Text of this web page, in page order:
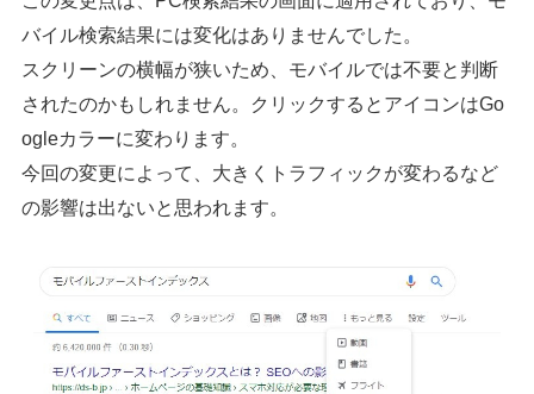
バイル検索結果には変化はありませんでした。
スクリーンの横幅が狭いため、モバイルでは不要と判断
されたのかもしれません。クリックするとアイコンはGo
ogleカラーに変わります。
今回の変更によって、大きくトラフィックが変わるなど
の影響は出ないと思われます。